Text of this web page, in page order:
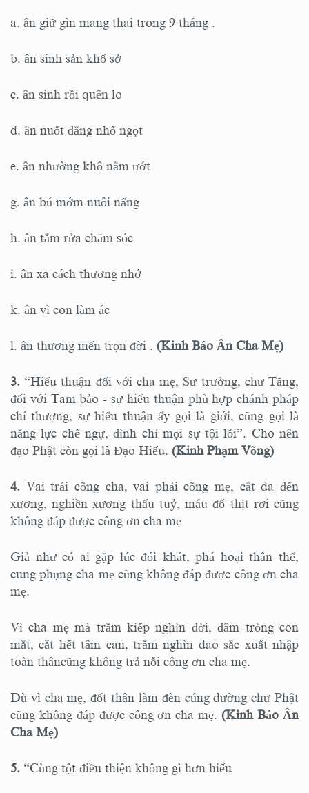
a. ân giữ gìn mang thai trong 9 tháng .
b. ân sinh sản khổ sở
c. ân sinh rồi quên lo
d. ân nuốt đắng nhổ ngọt
e. ân nhường khô nằm ướt
g. ân bú mớm nuôi nấng
h. ân tắm rửa chăm sóc
i. ân xa cách thương nhớ
k. ân vì con làm ác
l. ân thương mến trọn đời . (Kinh Báo Ân Cha Mẹ)
3. “Hiếu thuận đối với cha mẹ, Sư trưởng, chư Tăng,
đối với Tam bảo - sự hiếu thuận phù hợp chánh pháp
chí thượng, sự hiếu thuận ấy gọi là giới, cũng gọi là
năng lực chế ngự, đình chỉ mọi sự tội lỗi”. Cho nên
đạo Phật còn gọi là Đạo Hiếu. (Kinh Phạm Võng)
4. Vai trái cõng cha, vai phải cõng mẹ, cắt da đến
xương, nghiền xương thấu tuỷ, máu đổ thịt rơi cũng
không đáp được công ơn cha mẹ
Giả như có ai gặp lúc đói khát, phá hoại thân thể,
cung phụng cha mẹ cũng không đáp được công ơn cha
mẹ.
Vì cha mẹ mà trăm kiếp nghìn đời, đâm tròng con
mắt, cắt hết tâm can, trăm nghìn dao sắc xuất nhập
toàn thâncũng không trả nỗi công ơn cha mẹ.
Dù vì cha mẹ, đốt thân làm đèn cúng dường chư Phật
cũng không đáp được công ơn cha mẹ.(Kinh Báo Ân
Cha Mẹ)
5. “Cùng tột điều thiện không gì hơn hiếu